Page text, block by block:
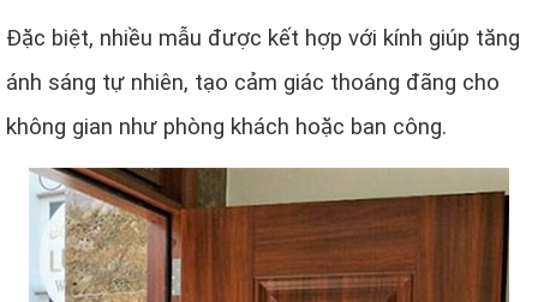
Đặc biệt, nhiều mẫu được kết hợp với kính giúp tăng
ánh sáng tự nhiên, tạo cảm giác thoáng đãng cho
không gian như phòng khách hoặc ban công.